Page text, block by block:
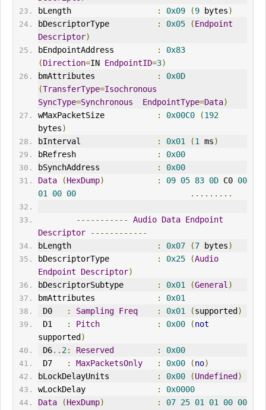
bLength
: 0x09 (9 bytes)
bDescriptorType
: 0x05 (Endpoint
Descriptor)
bEndpointAddress
:
0x83
(Direction=IN EndpointID=3)
bmAttributes
:
0x0D
(TransferType=Isochronous
SyncType=Synchronous EndpointType=Data)
wMaxPacketSize
: 0x00C0 (192
bytes)
bInterval
: 0x01 (1 ms)
bRefresh
:
0x00
bSynchAddress
:
0x00
Data
(HexDump) : 09 05 83 0D C0 00
01
00 00 .........
----------- Audio Data Endpoint
Descriptor
------------
bLength
: 0x07 (7 bytes)
bDescriptorType
: 0x25 (Audio
Endpoint
Descriptor)
bDescriptorSubtype
: 0x01 (General )
bmAttributes
:
0x01
D0
: Sampling Freq : 0x01 (supported )
D1
: Pitch : 0x00 (not
supported )
D6.. 2: Reserved :
0x00
D7
: MaxPacketsOnly : 0x00 (no)
bLockDelayUnits
: 0x00 (Undefined )
wLockDelay
:
0x0000
Data
(HexDump) : 07 25 01 01 00 00